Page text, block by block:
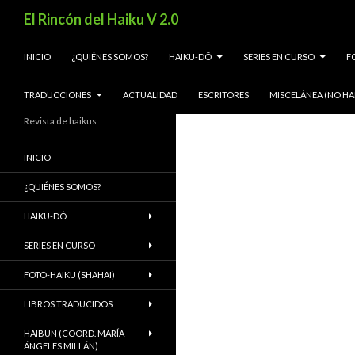
El Rincón del Haiku V 2.0
INICIO
¿QUIÉNES SOMOS? HAIKU-DÔ SERIES EN CURSO
TRADUCCIONES ACTUALIDAD ESCRITORES MISCELÁNEA (NO
Revista de haikus
INICIO
¿QUIÉNES SOMOS?
HAIKU-DÔ
SERIES EN CURSO
FOTO-HAIKU (SHAHAI)
LIBROS TRADUCIDOS
HAIBUN (COORD. MARÍA
ÁNGELES MILLÁN)